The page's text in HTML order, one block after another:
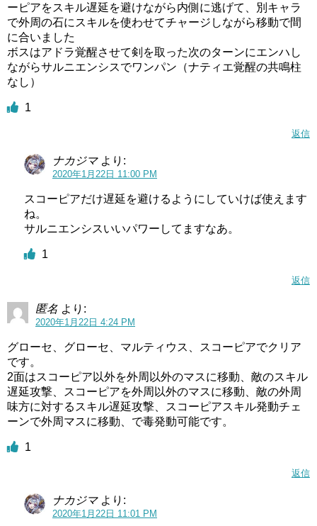
ーピアをスキル遅延を避けながら内側に逃げて、別キャラ
で外周の石にスキルを使わせてチャージしながら移動で間
に合いました
ボスはアドラ覚醒させて剣を取った次のターンにエンハし
ながらサルニエンシスでワンパン（ナティエ覚醒の共鳴柱
なし）
1
返信
ナカジマ より:
2020年1月22日 11:00 PM
スコーピアだけ遅延を避けるようにしていけば使えます
ね。
サルニエンシスいいパワーしてますなあ。
1
返信
匿名 より:
2020年1月22日 4:24 PM
グローセ、グローセ、マルティウス、スコーピアでクリア
です。
2面はスコーピア以外を外周以外のマスに移動、敵のスキル
遅延攻撃、スコーピアを外周以外のマスに移動、敵の外周
味方に対するスキル遅延攻撃、スコーピアスキル発動チェ
ーンで外周マスに移動、で毒発動可能です。
1
返信
ナカジマ より:
2020年1月22日 11:01 PM